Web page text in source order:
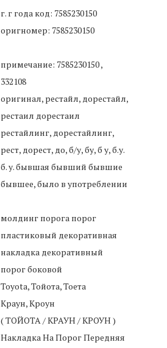
г. г года код: 7585230150
оригномер: 7585230150
примечание: 7585230150 ,
332108
оригинал, рестайл, дорестайл,
рестаил дорестаил
рестайлинг, дорестайлинг,
рест, дорест, до, б/у, бу, б у, б.у.
б. у. бывшая бывший бывшие
бывшее, было в употреблении
молдинг порога порог
пластиковый декоративная
накладка декоративный
порог боковой
Toyota, Тойота, Тоета
Краун, Кроун
( ТОЙОТА / КРАУН / КРОУН )
Накладка На Порог Передняя